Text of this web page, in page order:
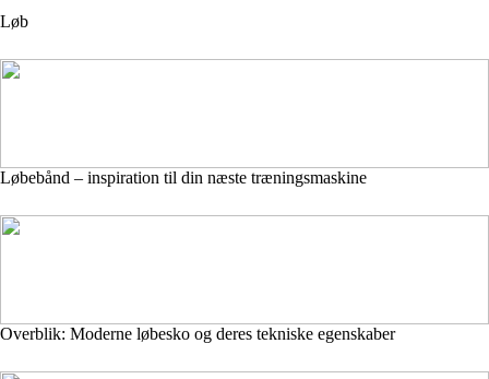
Løb
Løbebånd – inspiration til din næste træningsmaskine
Overblik: Moderne løbesko og deres tekniske egenskaber